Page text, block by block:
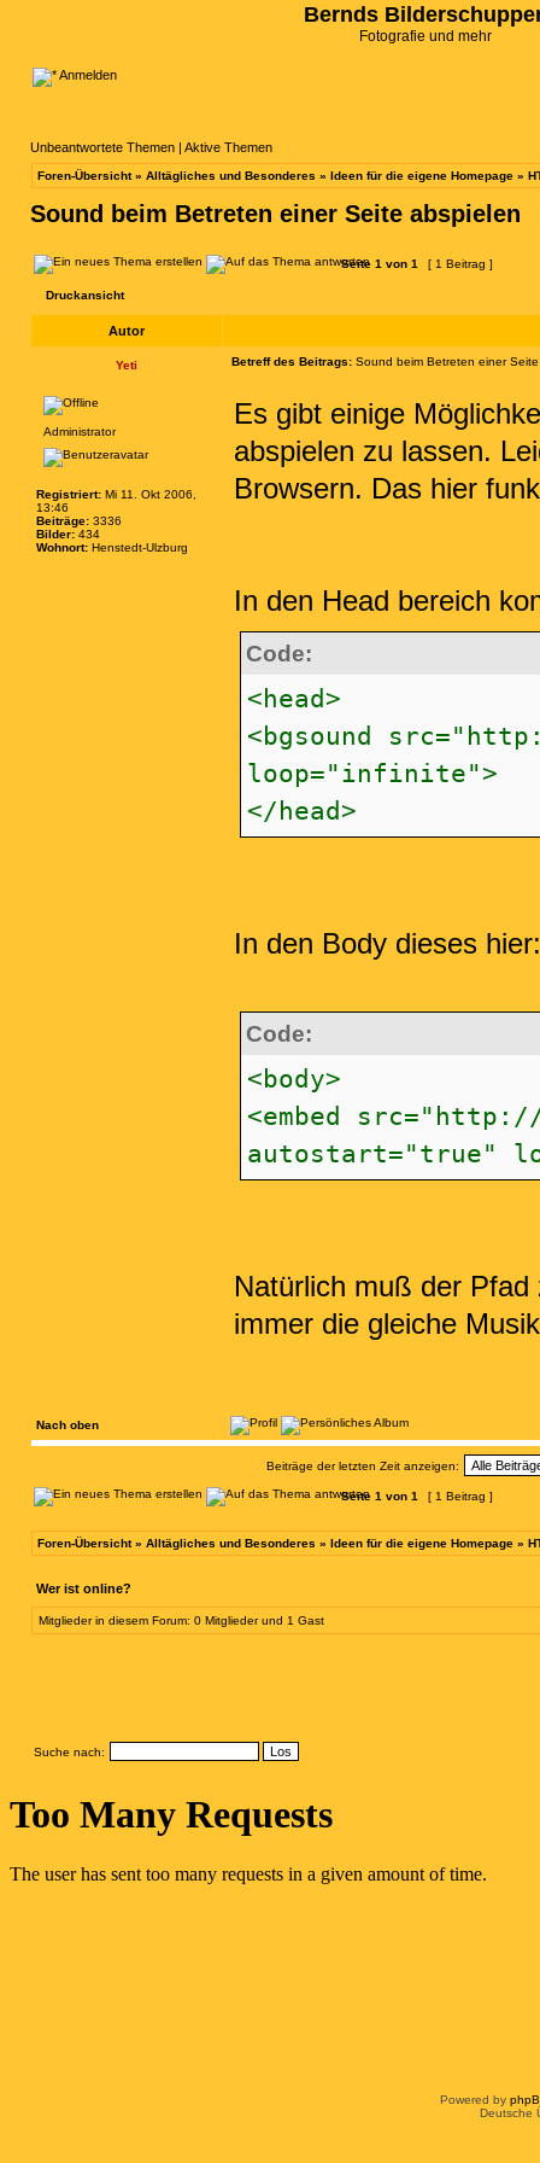
Bernds
Fotografie und mehr
Anmelden
Unbeantwortete Themen | Aktive Themen
Foren-Übersicht» Alltägliches und Besonderes » Ideen für die eigene Homepage »
Sound beim Betreten einer Seite abspielen
Seite 1 von 1 [ 1 Beitrag ]
Druckansicht
Autor
Yeti Betreff des Beitrags: Sound beim Betreten einer
Administrator
Registriert: Mi 11. Okt 2006,
13:46
Beiträge: 3336
Bilder: 434
Wohnort: Henstedt-Ulzburg
Es gibt einige
abspielen zu lassen.
Browsern. Das hier
In den Head bereich
Code:
<head>
<bgsound
loop="infinite">
</head>
In den Body dieses hier:
Code:
<body>
<embed
autostart="true"
Natürlich muß der
immer die gleiche
Nach oben
Beiträge der letzten Zeit anzeigen:
Seite 1 von 1 [ 1 Beitrag ]
Foren-Übersicht» Alltägliches und Besonderes » Ideen für die eigene Homepage »
Wer ist online?
Mitglieder in diesem Forum: 0 Mitglieder und 1 Gast
Suche nach:
Powered by
Deutsche